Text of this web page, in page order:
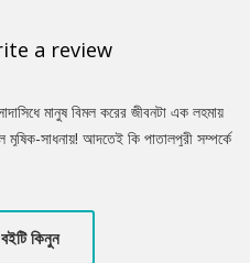
a review
মানুষ বিমল করের জীবনটা এক লহমায়
সাধনায়! আদতেই কি পাতালপুরী সম্পর্কে
আদতে কে ছিল? ইঁদুরদের নিয়ে কী ভাবত মায়ানরা?
বইটি কিনুন